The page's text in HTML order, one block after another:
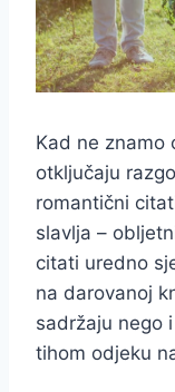
Kad ne znamo
otključaju
romantični
slavlja –
citati uredno
na darovanoj
sadržaju nego
tihom odjeku